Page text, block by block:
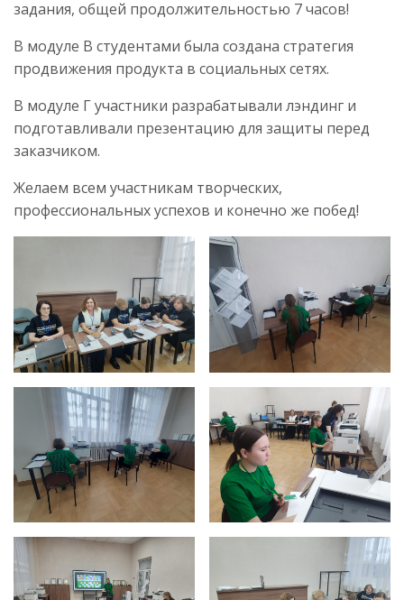
задания, общей продолжительностью 7 часов!
В модуле В студентами была создана стратегия
продвижения продукта в социальных сетях.
В модуле Г участники разрабатывали лэндинг и
подготавливали презентацию для защиты перед
заказчиком.
Желаем всем участникам творческих,
профессиональных успехов и конечно же побед!